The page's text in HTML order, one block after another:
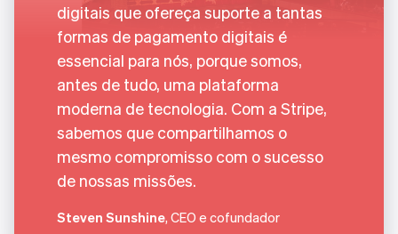
digitais que ofereça suporte a tantas
formas de pagamento digitais é
essencial para nós, porque somos,
antes de tudo, uma plataforma
moderna de tecnologia. Com a Stripe,
sabemos que compartilhamos o
mesmo compromisso com o sucesso
de nossas missões.
Steven Sunshine, CEO e cofundador